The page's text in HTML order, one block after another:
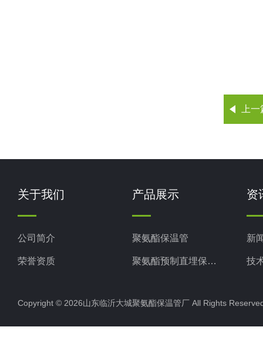
上
关于我们
公司简介
荣誉资质
产品展示
聚氨酯保温管
聚氨酯预制直埋保温管
聚氨酯发泡保温管
资
新
技
Copyright © 2026山东临沂大城聚氨酯保温管厂 All Rights